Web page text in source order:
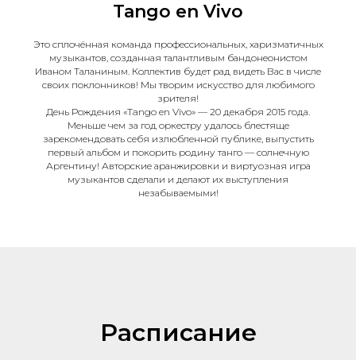
Tango en Vivo
Это сплочённая команда профессиональных, харизматичных
музыкантов, созданная талантливым бандонеонистом
Иваном Таланиным. Коллектив будет рад видеть Вас в числе
своих поклонников! Мы творим искусство для любимого
зрителя!
День Рождения «Tango en Vivo» — 20 декабря 2015 года.
Меньше чем за год оркестру удалось блестяще
зарекомендовать себя излюбленной публике, выпустить
первый альбом и покорить родину танго — солнечную
Аргентину! Авторские аранжировки и виртуозная игра
музыкантов сделали и делают их выступления
незабываемыми!
Расписание